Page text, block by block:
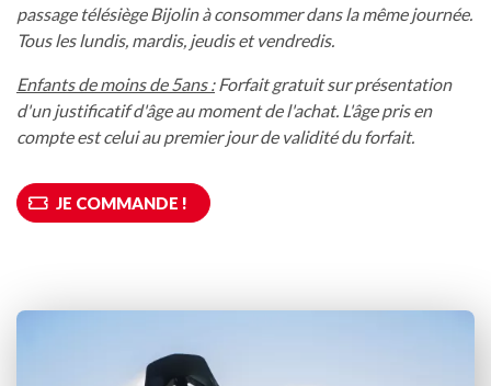
passage télésiège Bijolin à consommer dans la même journée.
Tous les lundis, mardis, jeudis et vendredis.
Enfants de moins de 5ans :Forfait gratuit sur présentation
d'un justificatif d'âge au moment de l'achat. L'âge pris en
compte est celui au premier jour de validité du forfait.
JE COMMANDE !